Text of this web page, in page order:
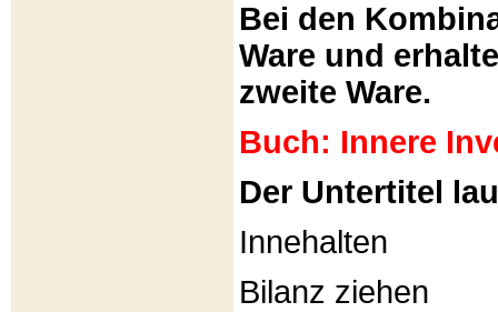
Bei den
Ware und
zweite Ware.
Buch: Innere
Der Untertitel
Innehalten
Bilanz ziehen